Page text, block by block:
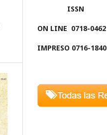
ISSN
ON LINE 0718-0462
IMPRESO 0716-1840